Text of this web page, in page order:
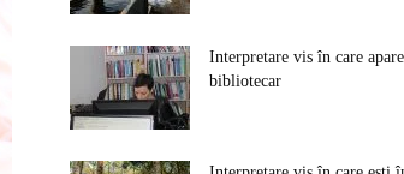
Interpretare vis în care
bibliotecar